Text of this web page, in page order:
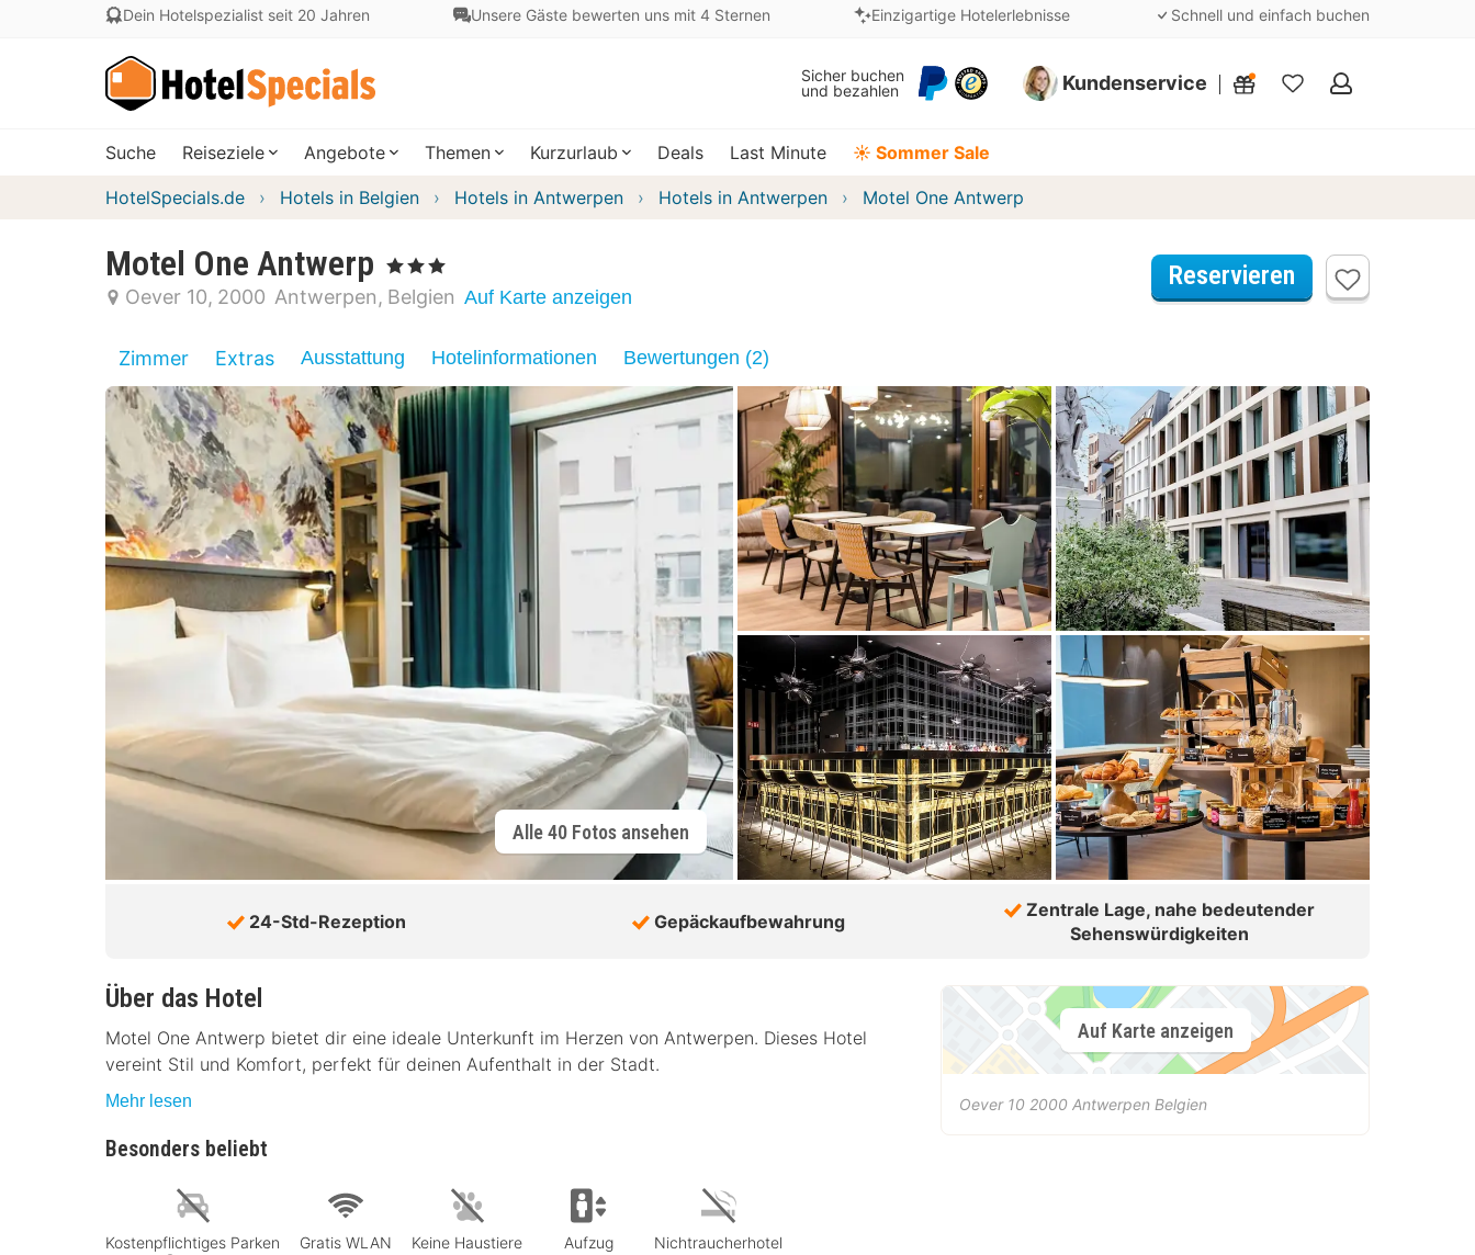
Dein Hotelspezialist seit 20 Jahren Unsere Gäste bewerten uns mit 4 Sternen Einzigartige Hotelerlebnisse Schnell und einfach buchen
Sicher buchen
und bezahlen
Kundenservice
Meine
Suche Reiseziele Angebote Themen Kurzurlaub Deals Last Minute ☀️ Sommer Sale
HotelSpecials.de Hotels in Belgien Hotels in Antwerpen Hotels in Antwerpen Motel One Antwerp
Motel One Antwerp , 3 Sterne
Oever 10 2000 Antwerpen Belgien Auf Karte anzeigen
Reservieren
Zimmer Extras Ausstattung Hotelinformationen Bewertungen (2)
Alle 40 Fotos ansehen
24-Std-Rezeption Gepäckaufbewahrung
Zentrale Lage, nahe bedeutender
Sehenswürdigkeiten
Über das Hotel
Motel One Antwerp bietet dir eine ideale Unterkunft im Herzen von Antwerpen. Dieses Hotel
vereint Stil und Komfort, perfekt für deinen Aufenthalt in der Stadt.
Mehr lesen
Besonders beliebt
Kostenpflichtiges Parken Gratis WLAN Keine Haustiere Aufzug Nichtraucherhotel
Auf Karte anzeigen
Oever 10 2000 Antwerpen Belgien